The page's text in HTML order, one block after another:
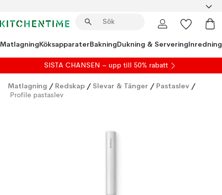
MatlagningKöksapparaterBakningDukning & ServeringInredning
SISTA CHANSEN – upp till 50% rabatt
Matlagning / Redskap / Slevar & Tänger / Pastaslev /
Profile pastaslev